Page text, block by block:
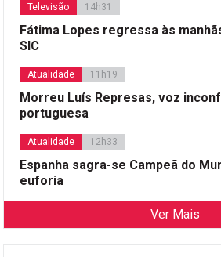
Televisão 14h31
Fátima Lopes regressa às
SIC
Atualidade 11h19
Morreu Luís Represas, voz
portuguesa
Atualidade 12h33
Espanha sagra-se Campeã do
euforia
Ver Mais